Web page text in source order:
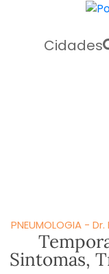
Cidades
PNEUMOLOGIA -
Sintomas,